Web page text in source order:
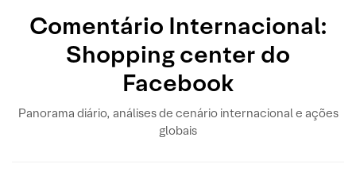
Comentário Internacional:
Shopping center do
Facebook
Panorama diário, análises de cenário internacional e ações
globais